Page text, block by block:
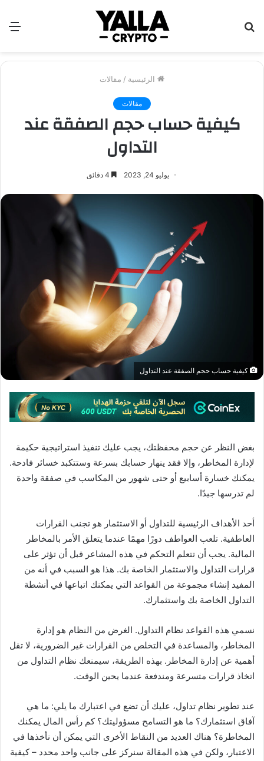
الرئيسية / مقالات
مقالات
كيفية حساب حجم الصفقة عند
التداول
يوليو 24, 2023
كيفية حساب حجم الصفقة عند التداول
بغض النظر عن حجم محفظتك، يجب عليك تنفيذ استراتيجية حكيمة
لإدارة المخاطر، وإلا فقد ينهار حسابك بسرعة وستتكبد خسائر فادحة.
يمكنك خسارة أسابيع أو حتى شهور من المكاسب في صفقة واحدة
لم تدرسها جيدًا.
أحد الأهداف الرئيسية للتداول أو الاستثمار هو تجنب القرارات
العاطفية. تلعب العواطف دورًا مهمًا عندما يتعلق الأمر بالمخاطر
المالية. يجب أن تتعلم التحكم في هذه المشاعر قبل أن تؤثر على
قرارات التداول والاستثمار الخاصة بك. هذا هو السبب في أنه من
المفيد إنشاء مجموعة من القواعد التي يمكنك اتباعها في أنشطة
التداول الخاصة بك واستثمارك.
نسمي هذه القواعد نظام التداول. الغرض من النظام هو إدارة
المخاطر، والمساعدة في التخلص من القرارات غير الضرورية، لا تقل
أهمية عن إدارة المخاطر. بهذه الطريقة، سيمنعك نظام التداول من
اتخاذ قرارات متسرعة ومندفعة عندما يحين الوقت.
عند تطوير نظام تداول، عليك أن تضع في اعتبارك ما يلي: ما هي
آفاق استثمارك؟ ما هو التسامح مسؤوليتك؟ كم رأس المال يمكنك
المخاطرة؟ هناك العديد من النقاط الأخرى التي يمكن أن نأخذها في
الاعتبار، ولكن في هذه المقالة سنركز على جانب واحد محدد – كيفية